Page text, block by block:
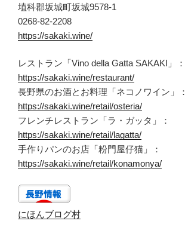
埴科郡坂城町坂城9578-1
0268-82-2208
https://sakaki.wine/
レストラン「Vino della Gatta SAKAKI」：
https://sakaki.wine/restaurant/
長野県のお酒とお料理「ネコノワイン」：
https://sakaki.wine/retail/osteria/
フレンチレストラン「ラ・ガッタ」：
https://sakaki.wine/retail/lagatta/
手作りパンのお店「粉門屋仔猫」：
https://sakaki.wine/retail/konamonya/
にほんブログ村